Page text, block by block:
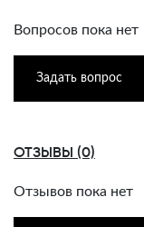
Вопросов пока нет
Задать вопрос
ОТЗЫВЫ (0)
Отзывов пока нет